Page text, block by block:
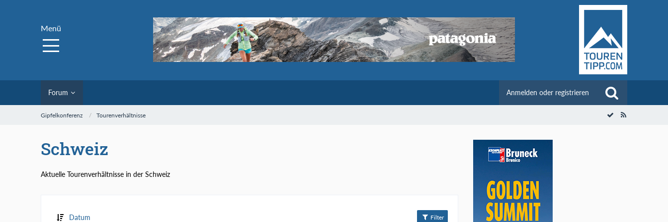
Menü
Forum Anmelden oder registrieren
Gipfelkonferenz Tourenverhältnisse
Schweiz
Aktuelle Tourenverhältnisse in der Schweiz
Datum Filter